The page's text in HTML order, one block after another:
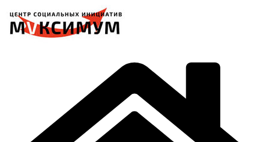
содержимому